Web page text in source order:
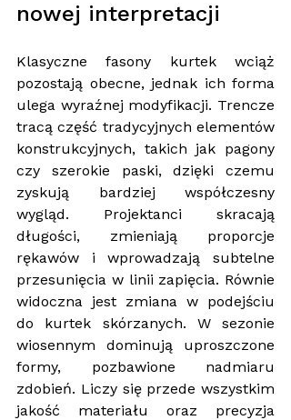
nowej interpretacji
Klasyczne fasony kurtek wciąż
pozostają obecne, jednak ich forma
ulega wyraźnej modyfikacji. Trencze
tracą część tradycyjnych elementów
konstrukcyjnych, takich jak pagony
czy szerokie paski, dzięki czemu
zyskują bardziej współczesny
wygląd. Projektanci skracają
długości, zmieniają proporcje
rękawów i wprowadzają subtelne
przesunięcia w linii zapięcia. Równie
widoczna jest zmiana w podejściu
do kurtek skórzanych. W sezonie
wiosennym dominują uproszczone
formy, pozbawione nadmiaru
zdobień. Liczy się przede wszystkim
jakość materiału oraz precyzja